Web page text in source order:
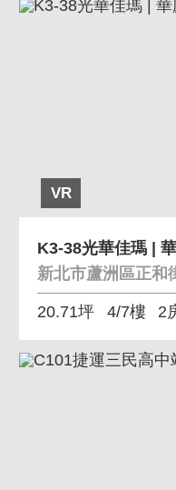
VR
新北市蘆洲區正和
20.71坪 4/7樓 2